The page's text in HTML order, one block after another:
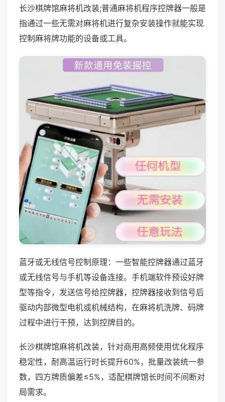
长沙棋牌馆麻将机改装;普通麻将机程序控牌器一般是
指通过一些无需对麻将机进行复杂安装操作就能实现
控制麻将牌功能的设备或工具。
蓝牙或无线信号控制原理：一些智能控牌器通过蓝牙
或无线信号与手机等设备连接。手机端软件预设好牌
型等指令，发送信号给控牌器，控牌器接收到信号后
驱动内部微型电机或机械结构，在麻将机洗牌、码牌
过程中进行干预，达到控牌目的。
长沙棋牌馆麻将机改装，针对商用高频使用优化程序
稳定性，耐高温运行时长提升60%，批量改装统一参
数，四方牌质偏差≤5%，适配棋牌馆长时间不间断对
局需求。